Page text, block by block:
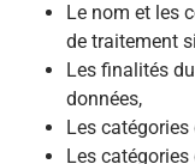
Le nom et les
de traitement
Les finalités
données,
Les catégories
Les